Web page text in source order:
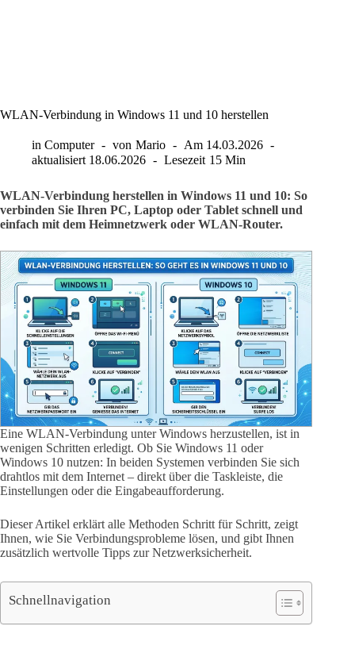
WLAN-Verbindung in Windows 11 und 10 herstellen
in Computer von Mario Am 14.03.2026
aktualisiert 18.06.2026 Lesezeit 15 Min
WLAN-Verbindung herstellen in Windows 11 und 10: So
verbinden Sie Ihren PC, Laptop oder Tablet schnell und
einfach mit dem Heimnetzwerk oder WLAN-Router.
Eine WLAN-Verbindung unter Windows herzustellen, ist in
wenigen Schritten erledigt. Ob Sie Windows 11 oder
Windows 10 nutzen: In beiden Systemen verbinden Sie sich
drahtlos mit dem Internet – direkt über die Taskleiste, die
Einstellungen oder die Eingabeaufforderung.
Dieser Artikel erklärt alle Methoden Schritt für Schritt, zeigt
Ihnen, wie Sie Verbindungsprobleme lösen, und gibt Ihnen
zusätzlich wertvolle Tipps zur Netzwerksicherheit.
Schnellnavigation